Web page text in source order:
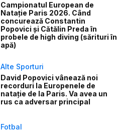
Campionatul European de
Natație Paris 2026. Când
concurează Constantin
Popovici și Cătălin Preda în
probele de high diving (sărituri în
apă)
Alte Sporturi
David Popovici vânează noi
recorduri la Europenele de
natație de la Paris. Va avea un
rus ca adversar principal
Fotbal